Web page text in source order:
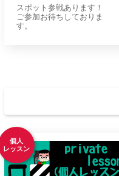
スポット参戦あります！
ご参加お待ちしておりま
す。
個人
レッスン